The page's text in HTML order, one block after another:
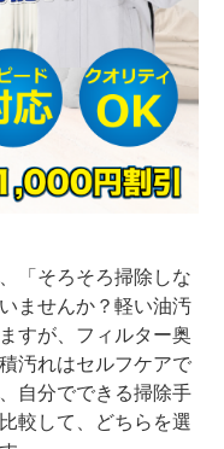
「そろそろ掃除しな
ませんか？軽い油汚
すが、フィルター奥
汚れはセルフケアで
自分でできる掃除手
較して、どちらを選